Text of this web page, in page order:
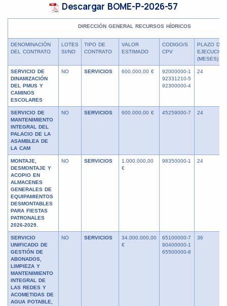
Descargar BOME-P-2026-57
DIRECCIÓN GENERAL RECURSOS HÍDRICOS
DENOMINACIÓN
DEL CONTRATO
LOTES
SI/NO
TIPO DE
CONTRATO
VALOR
ESTIMADO
CODIGO/S
CPV
PLAZO DE
EJECUCIÓN
(MESES)
SERVICIO DE
DINAMIZACIÓN
DEL PMUS Y
CAMINOS
ESCOLARES
NO SERVICIOS 600.000,00 €
92000000-1
92331210-5
92300000-4
24
SERVICIO DE
MANTENIMIENTO
INTEGRAL DEL
PALACIO DE LA
ASAMBLEA DE
LA CAM
NO SERVICIOS 600.000,00 € 45259000-7 24
MONTAJE,
DESMONTAJE Y
ACOPIO EN
ALMACENES
GENERALES DE
EQUIPAMIENTOS
DESMONTABLES
PARA FIESTAS
PATRONALES
2026-2029.
NO SERVICIOS
1.000.000,00
€
98350000-1 24
SERVICIO
UNIFICADO DE
GESTIÓN DE
ABONADOS,
LIMPIEZA Y
MANTENIMIENTO
INTEGRAL DE
LAS REDES Y
ACOMETIDAS DE
AGUA POTABLE,
NO SERVICIOS
34.000.000,00
€
65100000-7
90400000-1
65500000-8
36